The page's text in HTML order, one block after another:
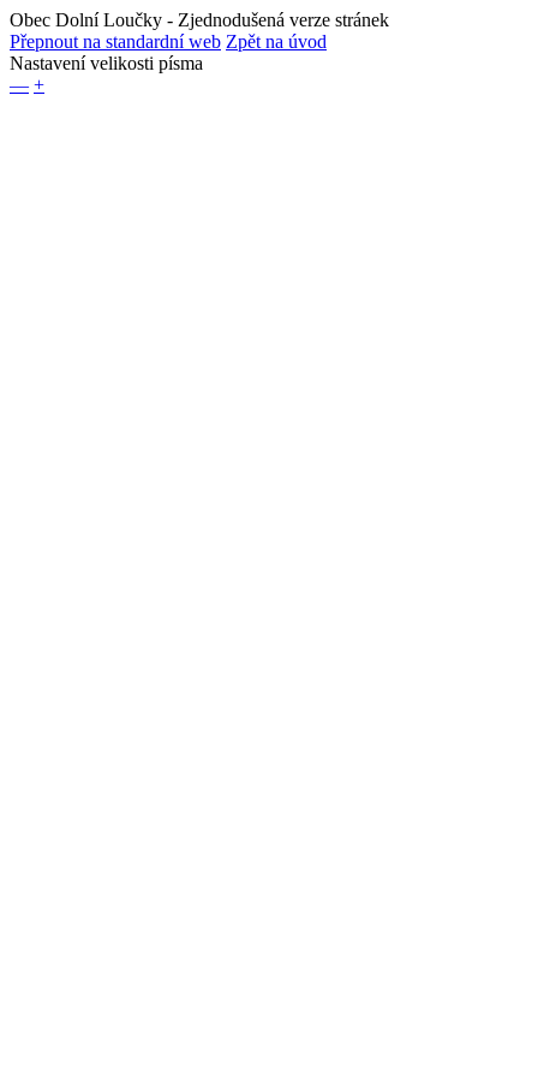
Obec Dolní Loučky - Zjednodušená verze stránek
Přepnout na standardní web Zpět na úvod
Nastavení velikosti písma
— +